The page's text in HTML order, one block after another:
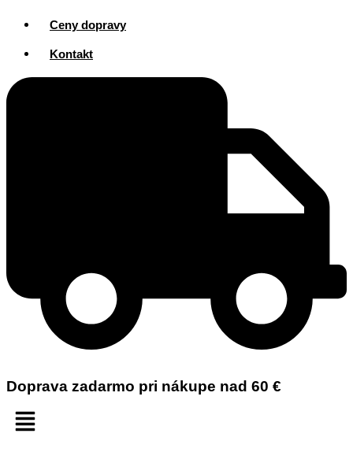
Ceny dopravy
Kontakt
Doprava zadarmo pri nákupe nad 60 €